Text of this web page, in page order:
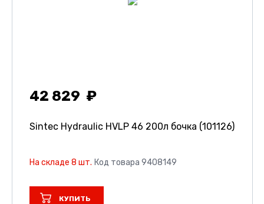
42 829
Sintec Hydraulic HVLP 46 200л бочка (101126)
На складе 8 шт. Код товара 9408149
КУПИТЬ